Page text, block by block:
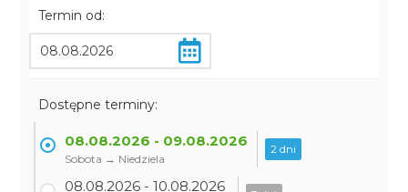
Termin od:
Dostępne terminy:
08.08.2026 - 09.08.2026
Sobota → Niedziela
2 dni
08.08.2026 - 10.08.2026